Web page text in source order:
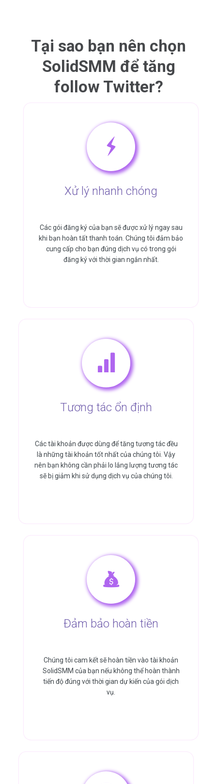
Tại sao bạn nên chọn
SolidSMM để tăng
follow Twitter?
Xử lý nhanh chóng
Các gói đăng ký của bạn sẽ được xử lý ngay sau
khi bạn hoàn tất thanh toán. Chúng tôi đảm bảo
cung cấp cho bạn đúng dịch vụ có trong gói
đăng ký với thời gian ngắn nhất.
Tương tác ổn định
Các tài khoản được dùng để tăng tương tác đều
là những tài khoản tốt nhất của chúng tôi. Vậy
nên bạn không cần phải lo lắng lượng tương tác
sẽ bị giảm khi sử dụng dịch vụ của chúng tôi.
Đảm bảo hoàn tiền
Chúng tôi cam kết sẽ hoàn tiền vào tài khoản
SolidSMM của bạn nếu không thể hoàn thành
tiến độ đúng với thời gian dự kiến của gói dịch
vụ.